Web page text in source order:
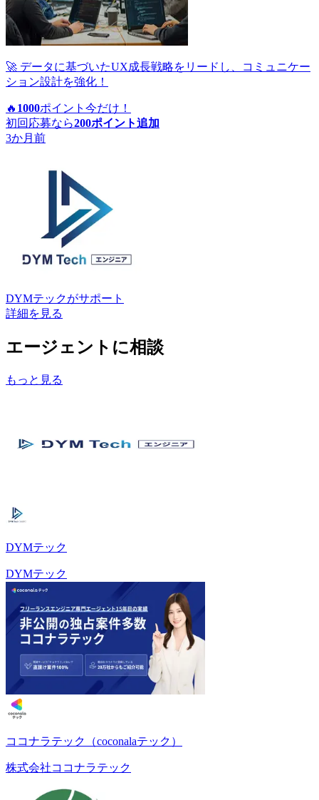
🚀 データに基づいたUX成長戦略をリードし、コミュニケー
ション設計を強化！
🔥 1000ポイント 今だけ！
初回応募なら200ポイント追加
3か月前
DYMテックがサポート
詳細を見る
エージェントに相談
もっと見る
DYMテック
DYMテック
ココナラテック（coconalaテック）
株式会社ココナラテック